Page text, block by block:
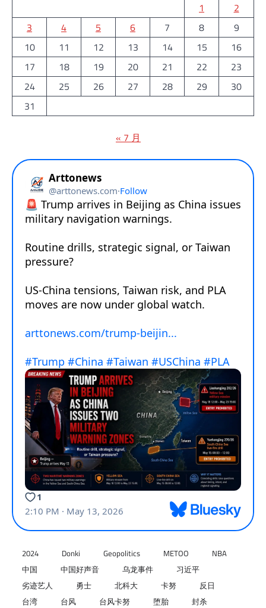
1
2
3
4 5 6 7 8
9
10
11 12 13 14 15
16
17
18 19 20 21 22
23
24
25 26 27 28 29
30
31
« 7 月
2024 Donki Geopolitics METOO
NBA
中国
中国好声音 乌龙事件
习近平
劣迹艺人
勇士 北科大 卡努
反日
台湾
台风 台风卡努 堕胎
封杀